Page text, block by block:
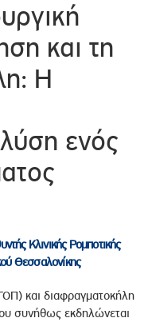
και τη
Η
ενός
Κλινικής Ρομποτικής
Θεσσαλονίκης
και διαφραγματοκήλη
συνήθως εκδηλώνεται